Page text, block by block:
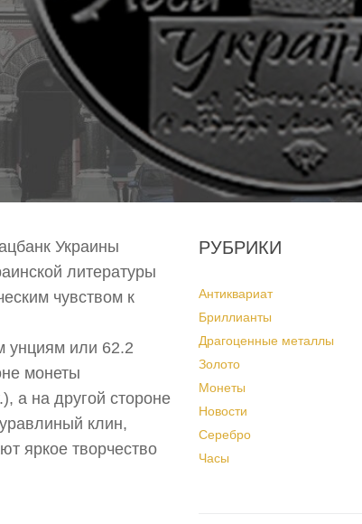
Украины
литературы
чувством к
унциям или 62.2
монеты
а на другой стороне
клин,
яркое творчество
РУБРИКИ
Антиквариат
Бриллианты
Драгоценные металлы
Золото
Монеты
Новости
Серебро
Часы